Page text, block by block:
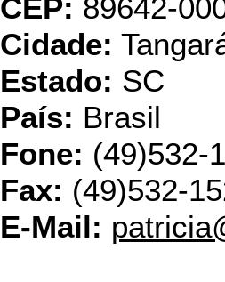
CEP: 89642-
Cidade:
Estado: SC
País: Brasil
Fone: (49)532-
Fax: (49)532-
E-Mail: